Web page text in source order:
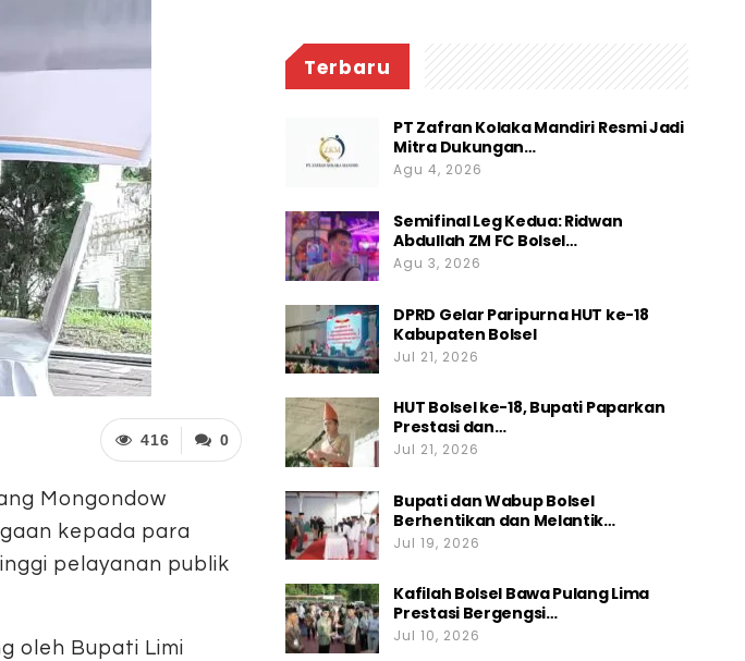
0
416
Mongondow
kepada para
pelayanan publik
oleh Bupati Limi
Terbaru
PT Zafran Kolaka Mandiri Resmi Jadi
Mitra Dukungan…
Agu 4, 2026
Semifinal Leg Kedua: Ridwan
Abdullah ZM FC Bolsel…
Agu 3, 2026
DPRD Gelar Paripurna HUT ke-18
Kabupaten Bolsel
Jul 21, 2026
HUT Bolsel ke-18, Bupati Paparkan
Prestasi dan…
Jul 21, 2026
Bupati dan Wabup Bolsel
Berhentikan dan Melantik…
Jul 19, 2026
Kafilah Bolsel Bawa Pulang Lima
Prestasi Bergengsi…
Jul 10, 2026